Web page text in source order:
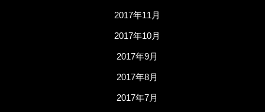
2017年11月
2017年10月
2017年9月
2017年8月
2017年7月